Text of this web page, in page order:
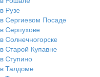
Рузе
Сергиевом Посаде
Серпухове
Солнечногорске
Старой Купавне
Ступино
Талдоме